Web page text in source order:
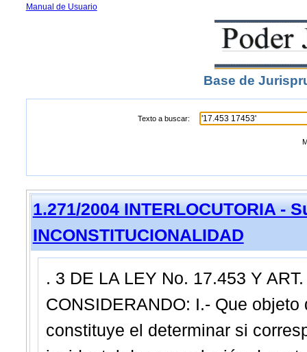
Manual de Usuario
Base de
Texto a buscar:
1.271/2004 INTERLOCUTORIA -
INCONSTITUCIONALIDAD
. 3 DE LA LEY No. 17.453 Y
CONSIDERANDO: I.- Que
constituye el determinar si